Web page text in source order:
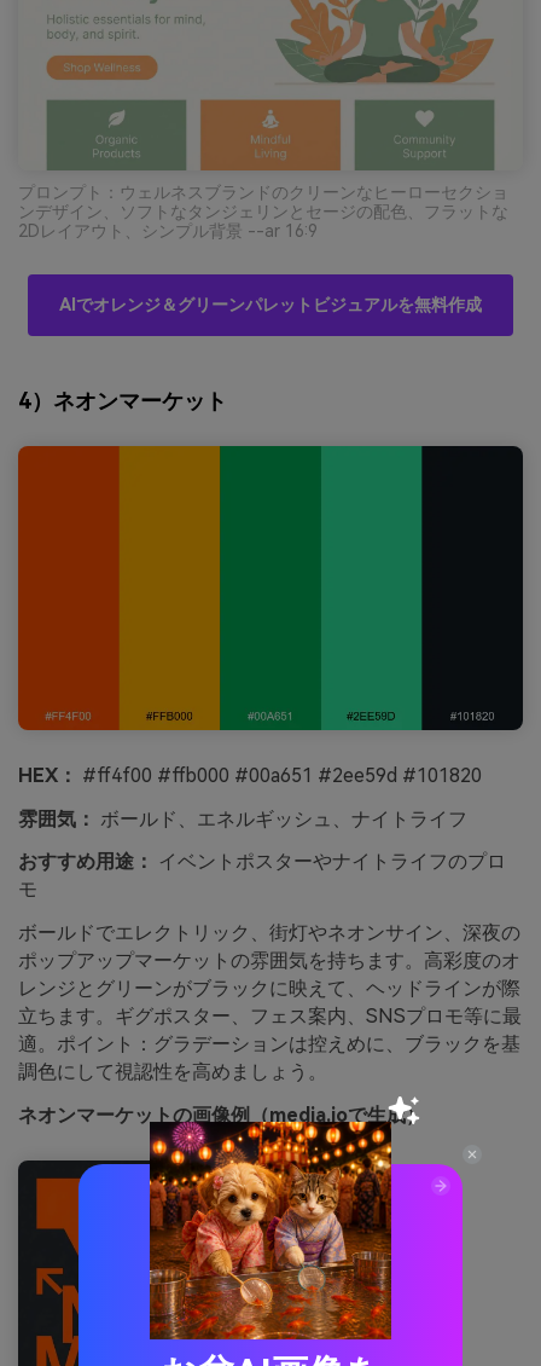
プロンプト：ウェルネスブランドのクリーンなヒーローセクショ
ンデザイン、ソフトなタンジェリンとセージの配色、フラットな
2Dレイアウト、シンプル背景 --ar 16:9
AIでオレンジ＆グリーンパレットビジュアルを無料作成
4）ネオンマーケット
HEX： #ff4f00 #ffb000 #00a651 #2ee59d #101820
雰囲気： ボールド、エネルギッシュ、ナイトライフ
おすすめ用途：
イベントポスターやナイトライフのプロ
モ
ボールドでエレクトリック、街灯やネオンサイン、深夜の
ポップアップマーケットの雰囲気を持ちます。高彩度のオ
レンジとグリーンがブラックに映えて、ヘッドラインが際
立ちます。ギグポスター、フェス案内、SNSプロモ等に最
適。ポイント：グラデーションは控えめに、ブラックを基
調色にして視認性を高めましょう。
ネオンマーケットの画像例（media.ioで生成）